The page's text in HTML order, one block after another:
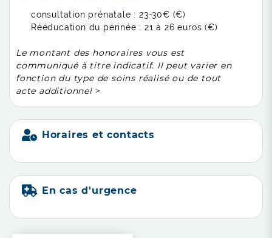
consultation prénatale :23-30€ (€)
Rééducation du périnée :21 à 26 euros (€)
Le montant des honoraires vous est
communiqué à titre indicatif. Il peut varier en
fonction du type de soins réalisé ou de tout
acte additionnel >
Horaires et contacts
En cas d'urgence